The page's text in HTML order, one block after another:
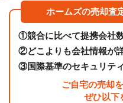
ホームズの売却査
①競合に比べて提携会社
②どこよりも会社情報が
③国際基準のセキュリテ
ご自宅の売却
ぜひ以下